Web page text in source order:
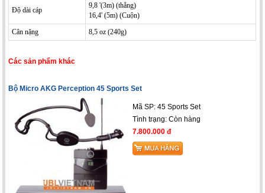
Độ dài cáp
9,8 '(3m) (thẳng)
16,4' (5m) (Cuộn)
Cân nặng
8,5 oz (240g)
Các sản phẩm khác
Bộ Micro AKG Perception 45 Sports Set
Mã SP: 45 Sports Set
Tình trạng: Còn hàng
7.800.000 đ